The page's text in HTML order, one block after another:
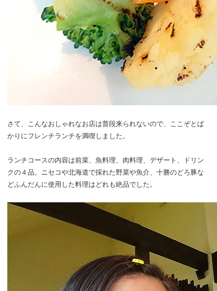
さて、こんなおしゃれなお店は普段来られないので、ここぞとば
かりにフレンチランチを満喫しました。
ランチコースの内容は前菜、魚料理、肉料理、デザート、ドリン
クの４品。ニセコや北海道で採れた野菜や魚介、十勝のどろ豚な
どふんだんに使用した料理はどれも絶品でした。